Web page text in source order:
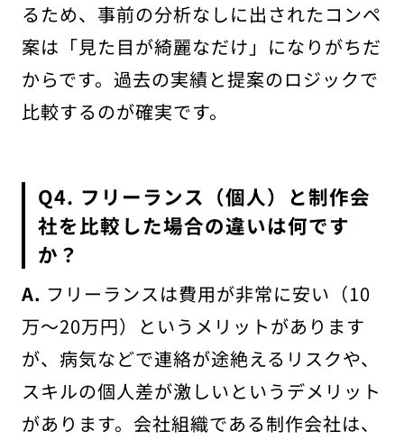
るため、事前の分析なしに出されたコンペ
案は「見た目が綺麗なだけ」になりがちだ
からです。過去の実績と提案のロジックで
比較するのが確実です。
Q4. フリーランス（個人）と制作会
社を比較した場合の違いは何です
か？
A. フリーランスは費用が非常に安い（10
万〜20万円）というメリットがあります
が、病気などで連絡が途絶えるリスクや、
スキルの個人差が激しいというデメリット
があります。会社組織である制作会社は、